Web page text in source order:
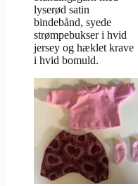
lyserød satin
bindebånd, syede
strømpebukser i hvid
jersey og hæklet krave
i hvid bomuld.